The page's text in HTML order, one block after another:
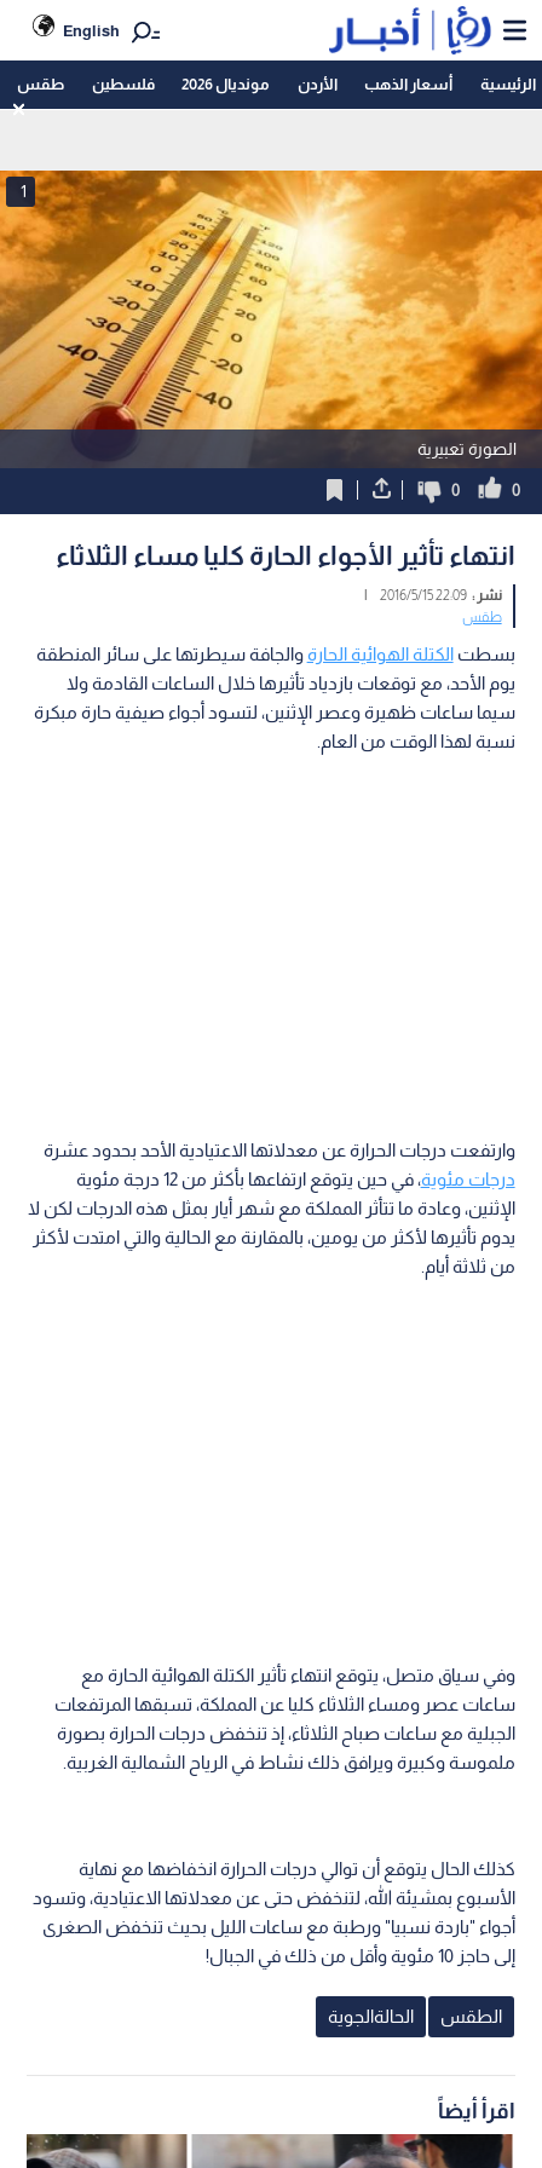
English
الرئيسية أسعار الذهب الأردن مونديال 2026 فلسطين طقس
الصورة تعبيرية
1
0
0
انتهاء تأثير الأجواء الحارة كليا مساء الثلاثاء
نشر :22:09 2016/5/15
|
طقس
بسطتالكتلة الهوائية الحارةوالجافة سيطرتها على سائر المنطقة
يوم الأحد، مع توقعات بازدياد تأثيرها خلال الساعات القادمة ولا
سيما ساعات ظهيرة وعصر الإثنين، لتسود أجواء صيفية حارة مبكرة
نسبة لهذا الوقت من العام.
وارتفعت درجات الحرارة عن معدلاتها الاعتيادية الأحد بحدود عشرة
درجات مئوية
، في حين يتوقع ارتفاعها بأكثر من 12 درجة مئوية
الإثنين، وعادة ما تتأثر المملكة مع شهر أيار بمثل هذه الدرجات لكن لا
يدوم تأثيرها لأكثر من يومين، بالمقارنة مع الحالية والتي امتدت لأكثر
من ثلاثة أيام.
وفي سياق متصل، يتوقع انتهاء تأثير الكتلة الهوائية الحارة مع
ساعات عصر ومساء الثلاثاء كليا عن المملكة، تسبقها المرتفعات
الجبلية مع ساعات صباح الثلاثاء، إذ تنخفض درجات الحرارة بصورة
ملموسة وكبيرة ويرافق ذلك نشاط في الرياح الشمالية الغربية.
كذلك الحال يتوقع أن توالي درجات الحرارة انخفاضها مع نهاية
الأسبوع بمشيئة الله، لتنخفض حتى عن معدلاتها الاعتيادية، وتسود
أجواء "باردة نسبيا" ورطبة مع ساعات الليل بحيث تنخفض الصغرى
إلى حاجز 10 مئوية وأقل من ذلك في الجبال!
الطقس الحالةالجوية
اقرأ أيضاً